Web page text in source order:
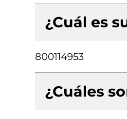
¿Cuál es
800114953
¿Cuáles